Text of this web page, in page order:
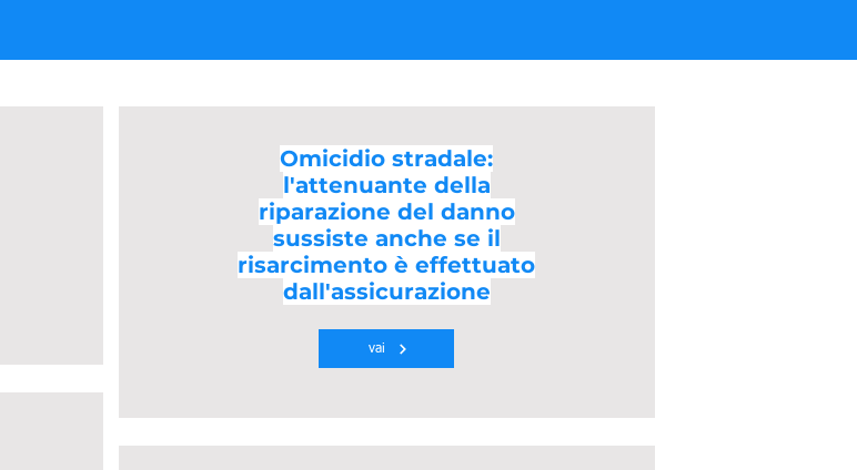
Omicidio stradale:
l'attenuante della
riparazione del danno
sussiste anche se il
risarcimento è effettuato
dall'assicurazione
vai